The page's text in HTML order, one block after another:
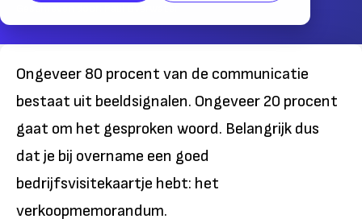
Ongeveer 80 procent van de communicatie
bestaat uit beeldsignalen. Ongeveer 20 procent
gaat om het gesproken woord. Belangrijk dus
dat je bij overname een goed
bedrijfsvisitekaartje hebt: het
verkoopmemorandum.